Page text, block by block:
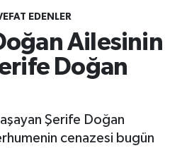
EDENLER
Ailesinin
Doğan
Şerife Doğan
cenazesi bugün